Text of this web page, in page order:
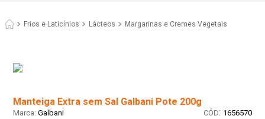
Frios e Laticínios Lácteos Margarinas e Cremes Vegetais
Manteiga Extra sem Sal Galbani Pote 200g
Galbani : 1656570